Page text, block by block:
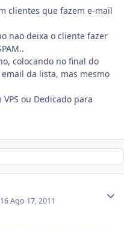
clientes que fazem e-mail
nao deixa o cliente fazer
colocando no final do
da lista, mas mesmo
ou Dedicado para
Ago 17, 2011